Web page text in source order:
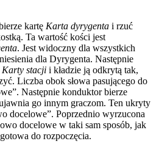
kartę Karta dyrygenta i rzuć
Ta wartość kości jest
. Jest widoczny dla wszystkich
dla Dyrygenta. Następnie
Karty stacji i kładzie ją odkrytą tak,
Liczba obok słowa pasującego do
Następnie konduktor bierze
go innym graczom. Ten ukryty
docelowe”. Poprzednio wyrzucona
docelowe w taki sam sposób, jak
do rozpoczęcia.